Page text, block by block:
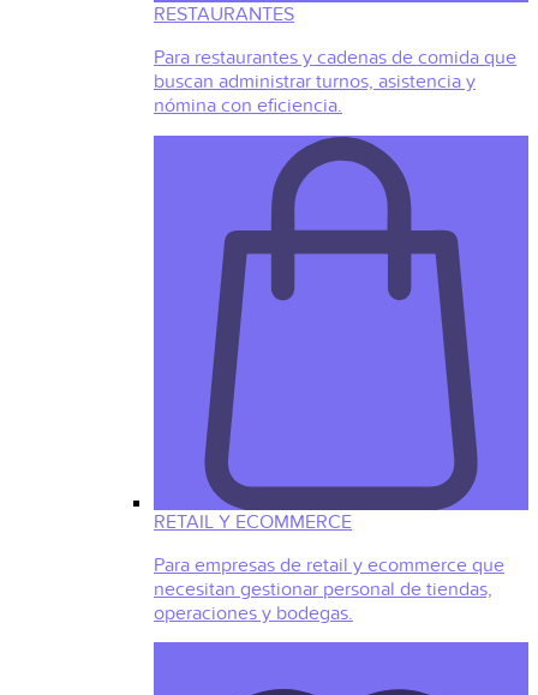
RESTAURANTES
Para restaurantes y cadenas de comida que
buscan administrar turnos, asistencia y
nómina con eficiencia.
RETAIL Y ECOMMERCE
Para empresas de retail y ecommerce que
necesitan gestionar personal de tiendas,
operaciones y bodegas.